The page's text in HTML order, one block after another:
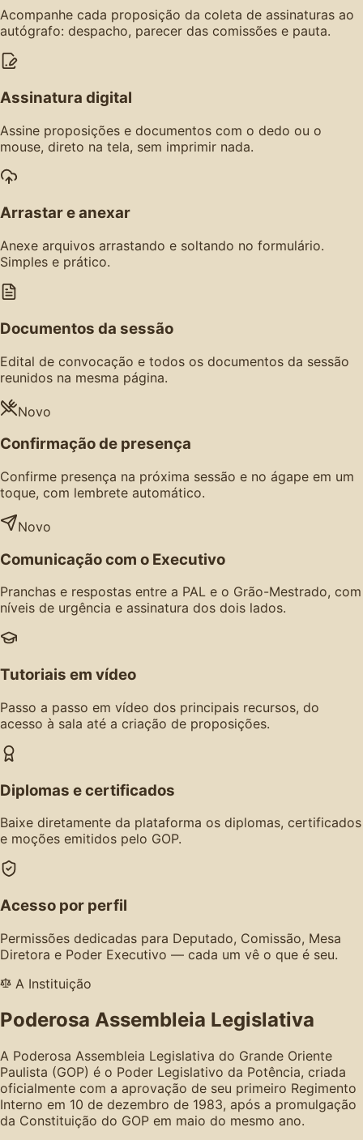
Acompanhe cada proposição da coleta de assinaturas ao
autógrafo: despacho, parecer das comissões e pauta.
Assinatura digital
Assine proposições e documentos com o dedo ou o
mouse, direto na tela, sem imprimir nada.
Arrastar e anexar
Anexe arquivos arrastando e soltando no formulário.
Simples e prático.
Documentos da sessão
Edital de convocação e todos os documentos da sessão
reunidos na mesma página.
Novo
Confirmação de presença
Confirme presença na próxima sessão e no ágape em um
toque, com lembrete automático.
Novo
Comunicação com o Executivo
Pranchas e respostas entre a PAL e o Grão-Mestrado, com
níveis de urgência e assinatura dos dois lados.
Tutoriais em vídeo
Passo a passo em vídeo dos principais recursos, do
acesso à sala até a criação de proposições.
Diplomas e certificados
Baixe diretamente da plataforma os diplomas, certificados
e moções emitidos pelo GOP.
Acesso por perfil
Permissões dedicadas para Deputado, Comissão, Mesa
Diretora e Poder Executivo — cada um vê o que é seu.
A Instituição
Poderosa Assembleia Legislativa
A Poderosa Assembleia Legislativa do Grande Oriente
Paulista (GOP) é o Poder Legislativo da Potência, criada
oficialmente com a aprovação de seu primeiro Regimento
Interno em 10 de dezembro de 1983, após a promulgação
da Constituição do GOP em maio do mesmo ano.